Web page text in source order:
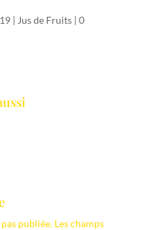
| Jus de Fruits| 0
publiée. Les champs